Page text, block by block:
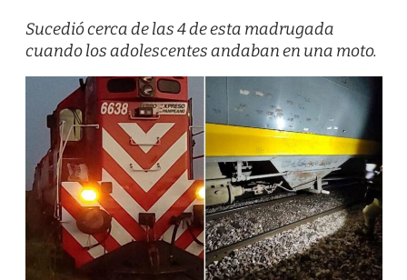
Sucedió cerca de las 4 de esta madrugada
cuando los adolescentes andaban en una moto.